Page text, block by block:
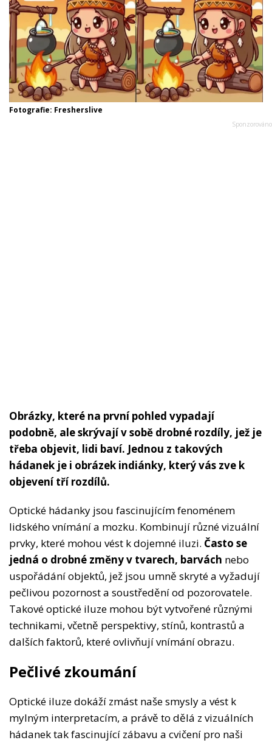
Fotografie: Fresherslive
Obrázky, které na první pohled vypadají
podobně, ale skrývají v sobě drobné rozdíly, jež je
třeba objevit, lidi baví. Jednou z takových
hádanek je i obrázek indiánky, který vás zve k
objevení tří rozdílů.
Optické hádanky jsou fascinujícím fenoménem
lidského vnímání a mozku. Kombinují různé vizuální
prvky, které mohou vést k dojemné iluzi. Často se
jedná o drobné změny v tvarech, barvách nebo
uspořádání objektů, jež jsou umně skryté a vyžadují
pečlivou pozornost a soustředění od pozorovatele.
Takové optické iluze mohou být vytvořené různými
technikami, včetně perspektivy, stínů, kontrastů a
dalších faktorů, které ovlivňují vnímání obrazu.
Pečlivé zkoumání
Optické iluze dokáží zmást naše smysly a vést k
mylným interpretacím, a právě to dělá z vizuálních
hádanek tak fascinující zábavu a cvičení pro naši